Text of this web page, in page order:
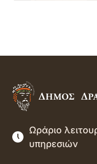
Ωράριο
υπηρεσιών